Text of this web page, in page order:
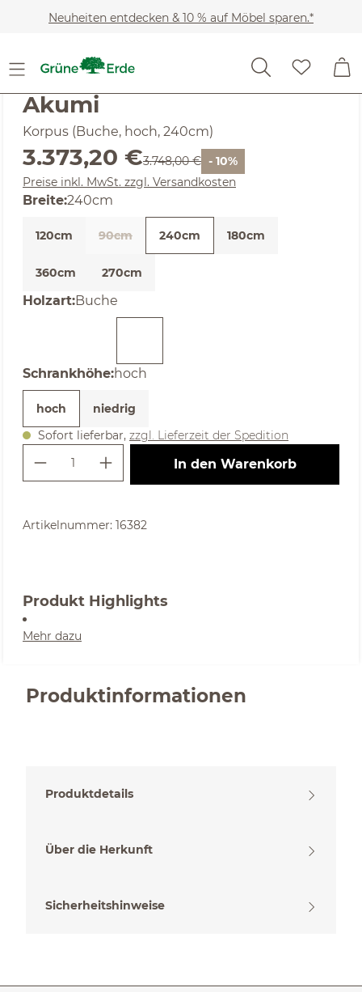
Zum Hauptinhalt springen
Neuheiten entdecken & 10 % auf Möbel sparen.*
Noch keine Bewertungen
Akumi
Korpus (Buche, hoch, 240cm)
Verkaufspreis:
3.373,20 €Regulärer Preis:
3.748,00 € - 10%
Preise inkl. MwSt. zzgl. Versandkosten
Breiteauswählen
:240cm
120cm 90cm 240cm 180cm
360cm 270cm
Holzartauswählen
:Buche
Schrankhöheauswählen
:hoch
hoch
niedrig
Sofort lieferbar, zzgl. Lieferzeit der Spedition
Produkt Anzahl: Gib den
In den Warenkorb
Artikelnummer: 16382
Produkt Highlights
Mehr dazu
Produktinformationen
Produktdetails
Über die Herkunft
Sicherheitshinweise